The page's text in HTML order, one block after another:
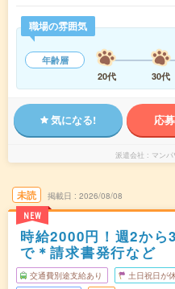
職場の雰囲気
年齢層
20代
30代
気になる! 応
派遣会社 マン
未読
NEW
掲載日 2026/08/08
時給2000円！週2から
で＊請求書発行など
交通費別途支給あり 土日祝日が